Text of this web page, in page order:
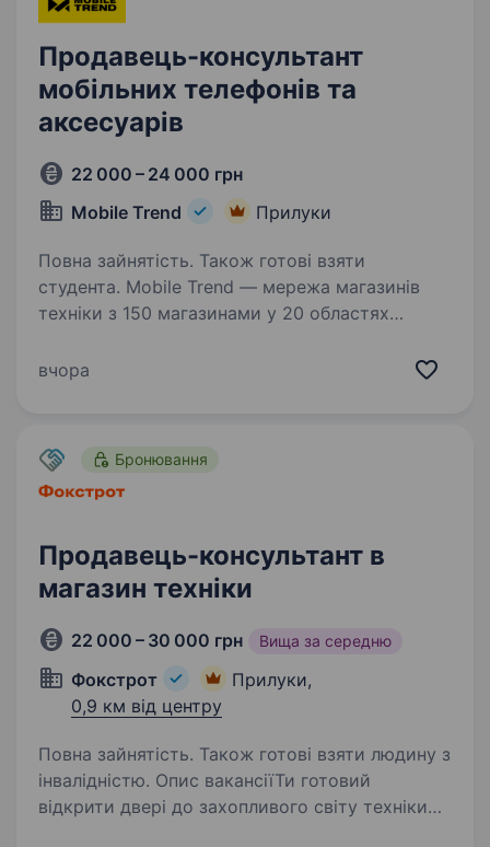
Продавець-консультант
мобільних телефонів та
аксесуарів
22 000 – 24 000 грн
Mobile Trend
Прилуки
Повна зайнятість. Також готові взяти
студента. Mobile Trend — мережа магазинів
техніки з 150 магазинами у 20 областях
Більше про нас — mobiletrend.com
вчора
Бронювання
Продавець-консультант в
магазин техніки
22 000 – 30 000 грн Вища за середню
Фокстрот
Прилуки,
0,9 км від центру
Повна зайнятість. Також готові взяти людину з
інвалідністю. Опис вакансіїТи готовий
відкрити двері до захопливого світу техніки